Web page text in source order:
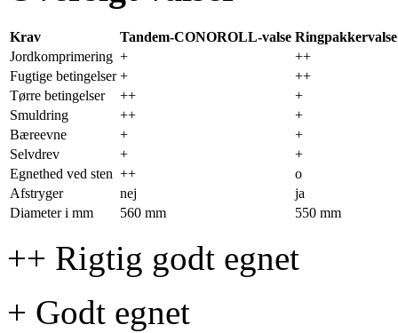
Krav Tandem-CONOROLL-valse Ringpakkervalse
Jordkomprimering +
++
Fugtige betingelser +
++
Tørre betingelser
++
+
Smuldring
++
+
Bæreevne
+
+
Selvdrev
+
+
Egnethed ved sten ++
o
Afstryger
nej
ja
Diameter i mm
560 mm 550 mm
++ Rigtig godt egnet
+ Godt egnet